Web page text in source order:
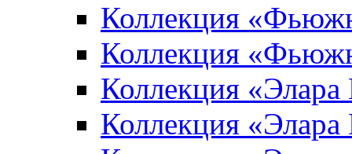
Коллекция
Коллекция
Коллекция «Элара
Коллекция «Элара